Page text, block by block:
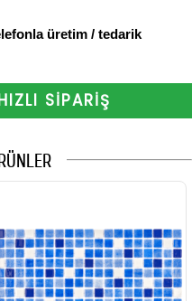
üretim / tedarik
SİPARİŞ